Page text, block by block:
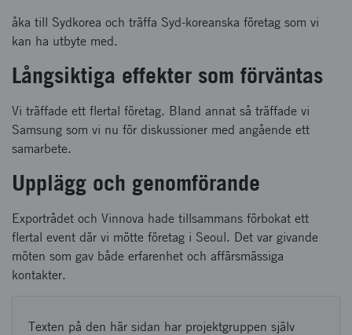
åka till Sydkorea och träffa Syd-koreanska företag som vi
kan ha utbyte med.
Långsiktiga effekter som förväntas
Vi träffade ett flertal företag. Bland annat så träffade vi
Samsung som vi nu för diskussioner med angående ett
samarbete.
Upplägg och genomförande
Exportrådet och Vinnova hade tillsammans förbokat ett
flertal event där vi mötte företag i Seoul. Det var givande
möten som gav både erfarenhet och affärsmässiga
kontakter.
Texten på den här sidan har projektgruppen själv